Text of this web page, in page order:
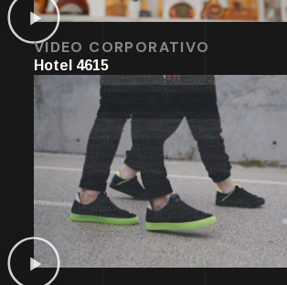
VIDEO CORPORATIVO
Hotel 4615